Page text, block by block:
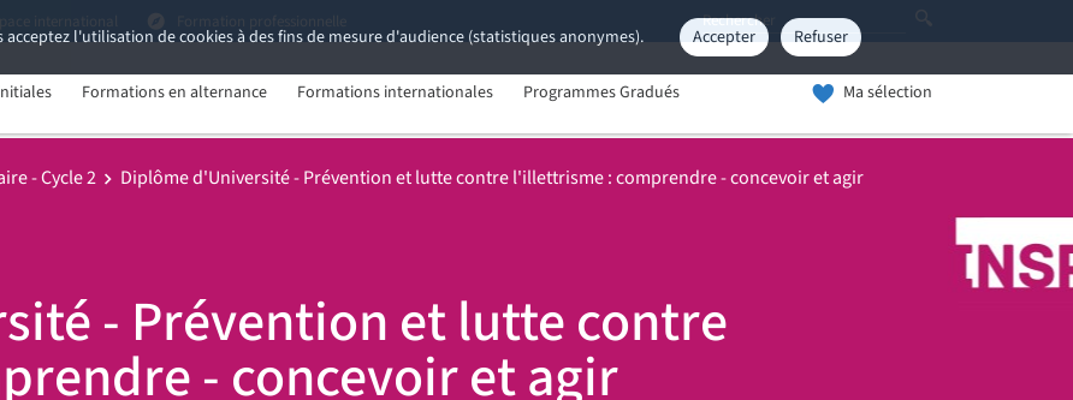
l'utilisation de cookies à des fins de mesure d'audience (statistiques anonymes). Accepter Refuser
Formations en alternance Formations internationales Programmes Gradués Ma sélection
- Cycle 2 Diplôme d'Université - Prévention et lutte contre l'illettrisme : comprendre - concevoir et agir
- Prévention et lutte contre
- concevoir et agir